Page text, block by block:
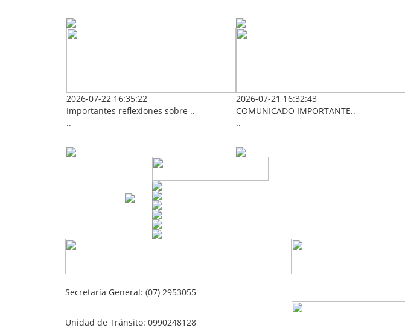
2026-07-22 16:35:22
Importantes reflexiones sobre ..
..
2026-07-21 16:32:43
COMUNICADO IMPORTANTE..
..
Secretaría General: (07) 2953055
Unidad de Tránsito: 0990248128